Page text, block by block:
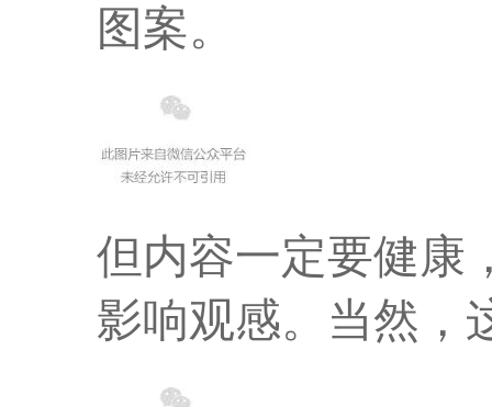
图案。
但内容一定要健康
影响观感。当然，